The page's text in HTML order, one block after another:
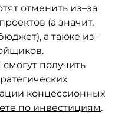
отменить из–за
(а значит,
а также из–
получить
концессионных
по инвестициям.